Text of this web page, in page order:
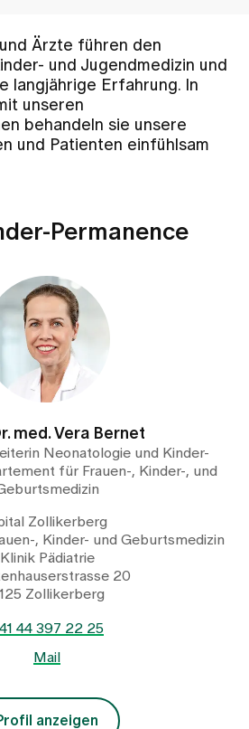
Ärzte führen den
und Jugendmedizin und
langjährige Erfahrung. In
unseren
behandeln sie unsere
und Patienten einfühlsam
Permanence
med. Vera Bernet
Neonatologie und Kinder-
für Frauen-, Kinder-, und
Zollikerberg
, Kinder- und Geburtsmedizin
Klinik Pädiatrie
20
Zollikerberg
44 397 22 25
Mail
anzeigen